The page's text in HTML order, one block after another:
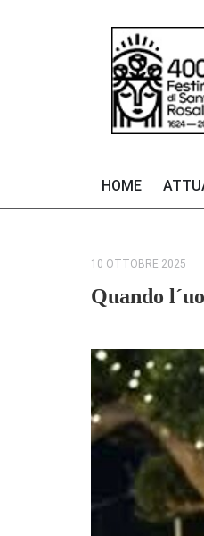
HOME
10 OTTOBRE 2025
Quando